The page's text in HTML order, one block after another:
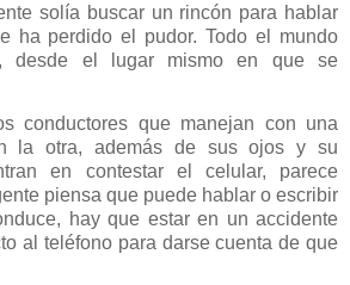
solía buscar un rincón para hablar
ha perdido el pudor. Todo el mundo
desde el lugar mismo en que se
conductores que manejan con una
la otra, además de sus ojos y su
en contestar el celular, parece
piensa que puede hablar o escribir
hay que estar en un accidente
al teléfono para darse cuenta de que